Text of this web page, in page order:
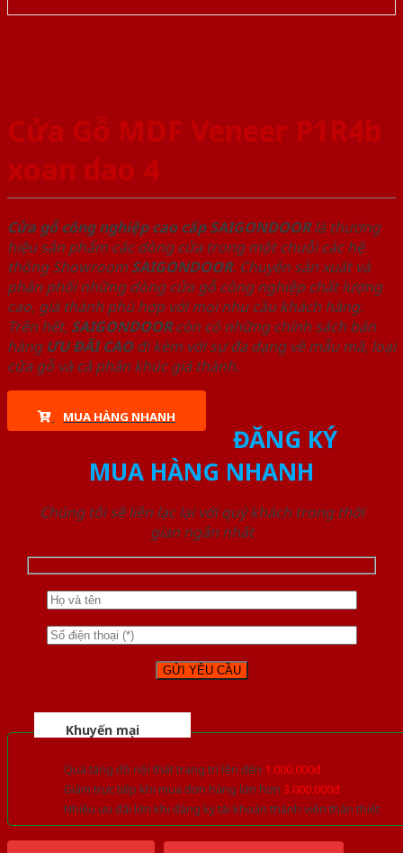
Cửa Gỗ MDF Veneer P1R4b
xoan dao 4
Cửa gỗ công nghiệp cao cấp SAIGONDOORlà thương
hiệu sản phẩm các dòng cửa trong một chuỗi các hệ
thống Showroom SAIGONDOOR. Chuyên sản xuất và
phân phối những dòng cửa gỗ công nghiệp chất lượng
cao, giá thành phù hợp với mọi nhu cầu khách hàng.
Trên hết, SAIGONDOORcòn có những chính sách bán
hàng ƯU ĐÃI CAOđi kèm với sự đa dạng về mẫu mã, loại
cửa gỗ và cả phân khúc giá thành.
MUA HÀNG NHANH
ĐĂNG KÝ
MUA HÀNG NHANH
Chúng tôi sẽ liên lạc lại với quý khách trong thời
gian ngắn nhất
Khuyến mại
Quà tặng đồ nội thất trang trí lên đến 1.000.000đ
Giảm trực tiếp khi mua đơn hàng lớn hơn 3.000.000đ
Nhiều ưu đãi lớn khi đăng ký tài khoản thành viên thân thiết